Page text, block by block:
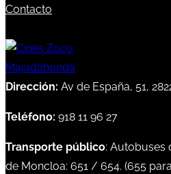
Contacto
Dirección: Av de España, 51,
Teléfono: 918 11 96 27
Transporte público: Autobuses
de Moncloa: 651 / 654. (655